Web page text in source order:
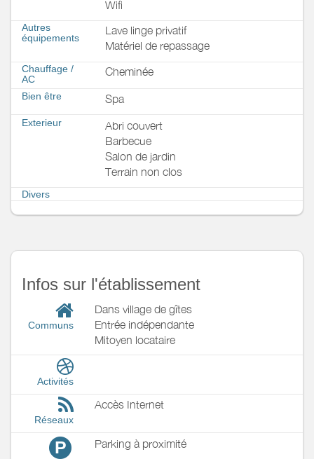
Wifi
Autres
équipements
Lave linge privatif
Matériel de repassage
Chauffage /
AC
Cheminée
Bien être Spa
Exterieur
Abri couvert
Barbecue
Salon de jardin
Terrain non clos
Divers
Infos sur l'établissement
Communs
Dans village de gîtes
Entrée indépendante
Mitoyen locataire
Activités
Réseaux
Accès Internet
P Parking à proximité